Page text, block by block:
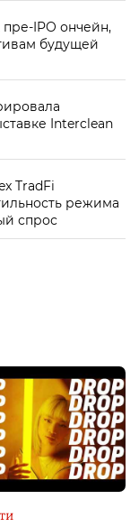
пре-IPO ончейн,
будущей
Interclean
TradFi
режима
спрос